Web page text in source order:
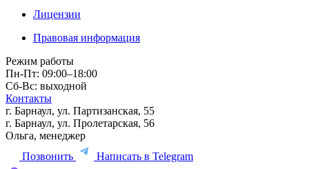
Лицензии
Правовая информация
Режим работы
Пн-Пт: 09:00–18:00
Сб-Вс: выходной
Контакты
г. Барнаул, ул. Партизанская, 55
г. Барнаул, ул. Пролетарская, 56
Ольга, менеджер
Позвонить
Написать в Telegram